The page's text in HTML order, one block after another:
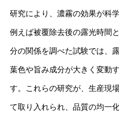
研究により、濃霧の効果が科
例えば被覆除去後の露光時間
分の関係を調べた試験では、
葉色や旨み成分が大きく変動
す。これらの研究が、生産現
て取り入れられ、品質の均一